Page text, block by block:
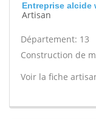
Entreprise alcide
Artisan
Département: 13
Construction de
Voir la fiche